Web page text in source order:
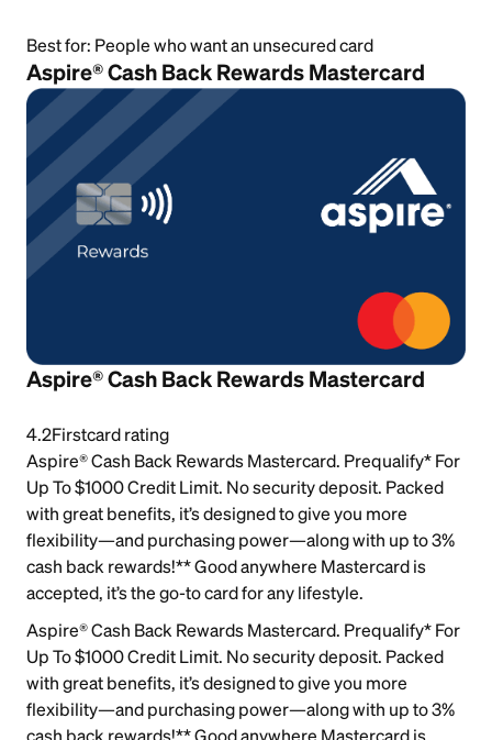
Best for: People who want an unsecured card
Aspire® Cash Back Rewards Mastercard
Aspire® Cash Back Rewards Mastercard
4.2Firstcard rating
Aspire® Cash Back Rewards Mastercard. Prequalify* For
Up To $1000 Credit Limit. No security deposit. Packed
with great benefits, it’s designed to give you more
flexibility—and purchasing power—along with up to 3%
cash back rewards!** Good anywhere Mastercard is
accepted, it’s the go-to card for any lifestyle.
Aspire® Cash Back Rewards Mastercard. Prequalify* For
Up To $1000 Credit Limit. No security deposit. Packed
with great benefits, it’s designed to give you more
flexibility—and purchasing power—along with up to 3%
cash back rewards!** Good anywhere Mastercard is